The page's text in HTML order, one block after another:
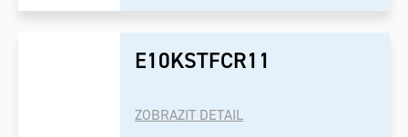
E10KSTFCR11
ZOBRAZIT DETAIL